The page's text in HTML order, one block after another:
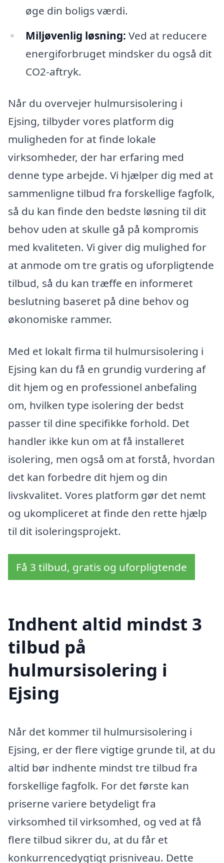
øge din boligs værdi.
Miljøvenlig løsning: Ved at reducere
energiforbruget mindsker du også dit
CO2-aftryk.
Når du overvejer hulmursisolering i
Ejsing, tilbyder vores platform dig
muligheden for at finde lokale
virksomheder, der har erfaring med
denne type arbejde. Vi hjælper dig med at
sammenligne tilbud fra forskellige fagfolk,
så du kan finde den bedste løsning til dit
behov uden at skulle gå på kompromis
med kvaliteten. Vi giver dig mulighed for
at anmode om tre gratis og uforpligtende
tilbud, så du kan træffe en informeret
beslutning baseret på dine behov og
økonomiske rammer.
Med et lokalt firma til hulmursisolering i
Ejsing kan du få en grundig vurdering af
dit hjem og en professionel anbefaling
om, hvilken type isolering der bedst
passer til dine specifikke forhold. Det
handler ikke kun om at få installeret
isolering, men også om at forstå, hvordan
det kan forbedre dit hjem og din
livskvalitet. Vores platform gør det nemt
og ukompliceret at finde den rette hjælp
til dit isoleringsprojekt.
Få 3 tilbud, gratis og uforpligtende
Indhent altid mindst 3
tilbud på
hulmursisolering i
Ejsing
Når det kommer til hulmursisolering i
Ejsing, er der flere vigtige grunde til, at du
altid bør indhente mindst tre tilbud fra
forskellige fagfolk. For det første kan
priserne variere betydeligt fra
virksomhed til virksomhed, og ved at få
flere tilbud sikrer du, at du får et
konkurrencedygtigt prisniveau. Dette